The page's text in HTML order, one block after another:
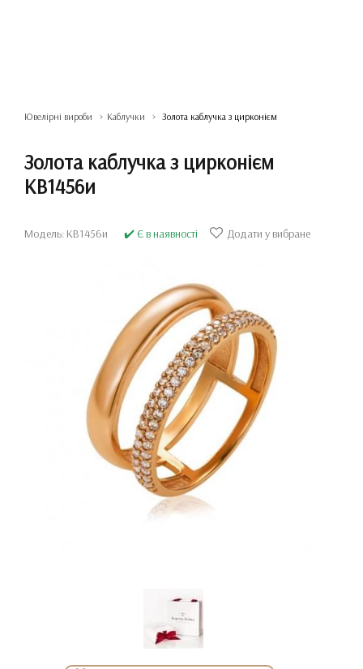
Ювелірні вироби Каблучки Золота каблучка з цирконієм
Золота каблучка з цирконієм
КВ1456и
Модель: КВ1456и ✔️ Є в наявності Додати у вибране